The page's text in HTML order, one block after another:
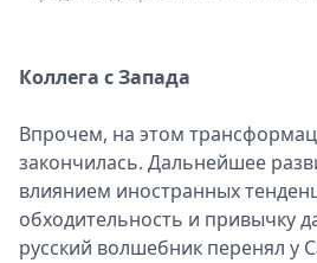
Коллега с Запада
Впрочем, на этом
закончилась. Дальнейшее
влиянием иностранных
обходительность и привычку
русский волшебник перенял у